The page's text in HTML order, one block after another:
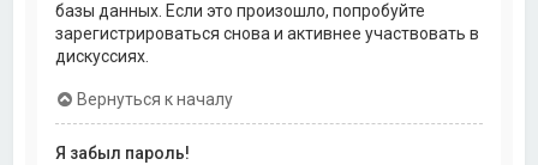
базы данных. Если это произошло, попробуйте
зарегистрироваться снова и активнее участвовать в
дискуссиях.
Вернуться к началу
Я забыл пароль!